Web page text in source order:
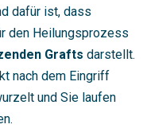
dafür ist, dass
den Heilungsprozess
Grafts darstellt.
nach dem Eingriff
und Sie laufen